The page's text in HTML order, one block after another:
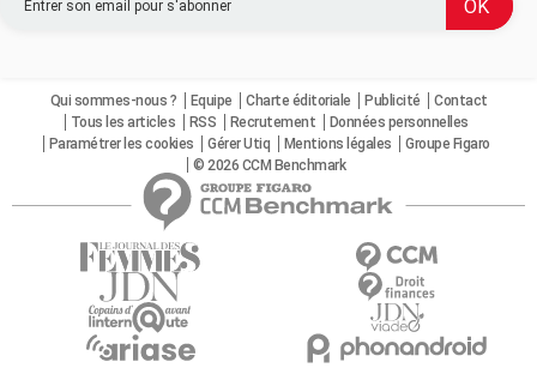
Qui sommes-nous ? Equipe Charte éditoriale Publicité
Contact
Tous les articles
RSS Recrutement
Données personnelles
Paramétrer les cookies
Gérer Utiq Mentions légales
Groupe Figaro
© 2026 CCM Benchmark